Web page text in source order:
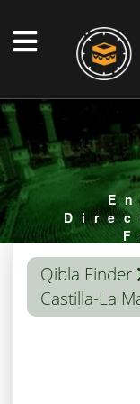
Qibla Finder
Castilla-La